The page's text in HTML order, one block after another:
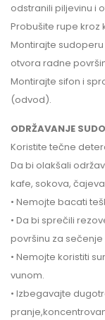
odstranili piljevinu i
Probušite rupe kroz
Montirajte
otvora radne
Montirajte sifon i
(odvod).
ODRŽAVANJE
Koristite tečne
Da bi olakšali
kafe, sokova,
• Nemojte bacati
• Da bi sprečili
površinu za
• Nemojte koristiti
vunom.
• Izbegavajte